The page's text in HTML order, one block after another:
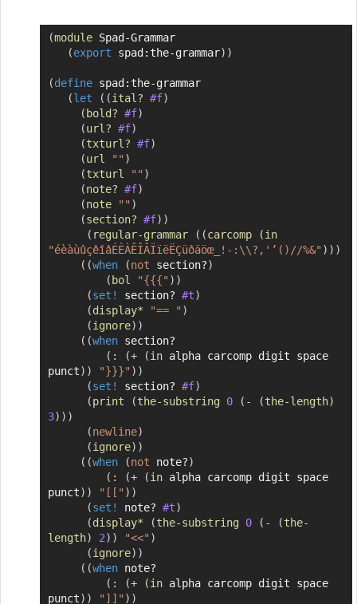
(module Spad-Grammar
(export spad:the-grammar) )
(define spad:the-grammar
(let ( (ital? #f)
( bold? #f)
(url? #f)
(txturl? #f)
(url "" )
(txturl "" )
(note? #f)
(note "" )
(section? #f) )
( regular-grammar ( (carcomp (in
"éèàùûçêîâÉÈÀÊÎÂÏïëËÇüôäöœ_!-:\\?,'’()//%&" ) ) )
( (when (not section?)
( bol "{{{" ) )
(set! section? #t)
(display* "== " )
(ignore) )
( (when section?
( : (+ (in alpha carcomp digit space
punct) ) "}}}" ) )
(set! section? #f)
(print (the-substring 0 ( - (the-length)
3) ) )
(newline)
(ignore) )
( (when (not note?)
( : (+ (in alpha carcomp digit space
punct) ) "[[" ) )
(set! note? #t)
(display* (the-substring 0 ( - (the-
length) 2) ) "<<" )
(ignore) )
( (when note?
( : (+ (in alpha carcomp digit space
punct) ) "]]" ) )